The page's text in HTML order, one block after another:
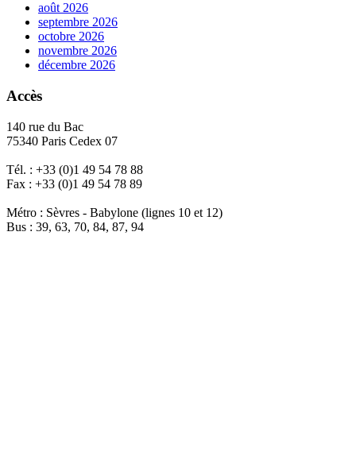
août 2026
septembre 2026
octobre 2026
novembre 2026
décembre 2026
Accès
140 rue du Bac
75340 Paris Cedex 07
Tél. : +33 (0)1 49 54 78 88
Fax : +33 (0)1 49 54 78 89
Métro : Sèvres - Babylone (lignes 10 et 12)
Bus : 39, 63, 70, 84, 87, 94